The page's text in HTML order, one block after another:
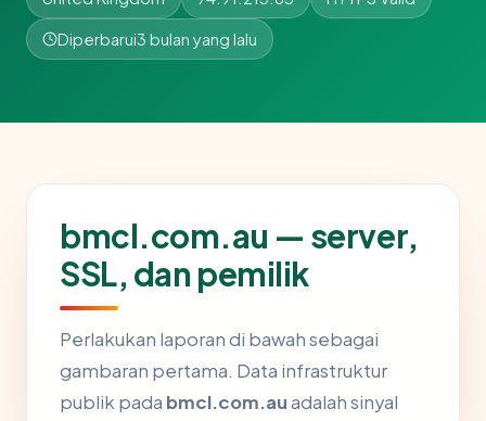
Diperbarui3 bulan yang lalu
bmcl.com.au — server,
SSL, dan pemilik
Perlakukan laporan di bawah sebagai
gambaran pertama. Data infrastruktur
publik pada bmcl.com.auadalah sinyal